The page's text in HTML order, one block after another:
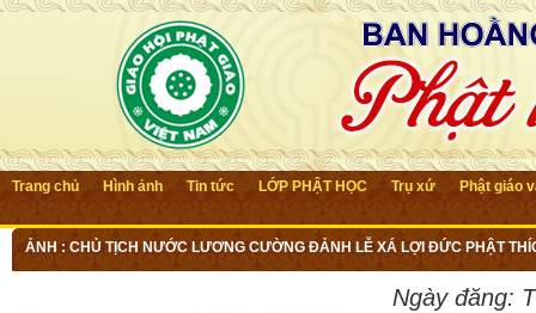
Trang chủ Hình ảnh Tin tức LỚP PHẬT HỌC Trụ xứ Phật giáo
ẢNH : CHỦ TỊCH NƯỚC LƯƠNG CƯỜNG ĐẢNH LỄ XÁ LỢI ĐỨC PHẬT
Ngày đăng: